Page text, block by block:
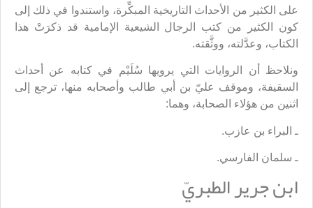
على الكثير من الأحداث التاريخية المبكِّرة، واستندوا في ذلك إلى
كون الكثير من كتب الرجال الشيعية الإمامية قد ذكرَتْ هذا
الكتاب، وعدَّلته، ووثَّقته.
ونلاحظ أن الروايات التي يرويها سُلَيْم في كتابه عن أحداث
السقيفة، وموقف عليّ بن أبي طالب وأصحابه منها، ترجع إلى
اثنين من هؤلاء الصحابة، وهما:
ـ البراء بن عازب.
ـ سلمان الفارسي.
ابن جرير الطبريّ